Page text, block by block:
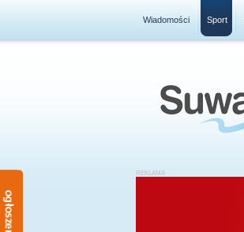
Wiadomości Sport